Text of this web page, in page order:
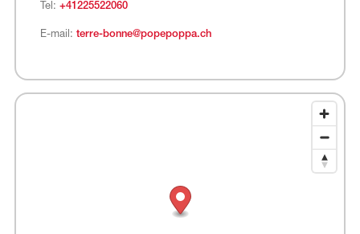
Tel: +41225522060
E-mail: terre-bonne@popepoppa.ch